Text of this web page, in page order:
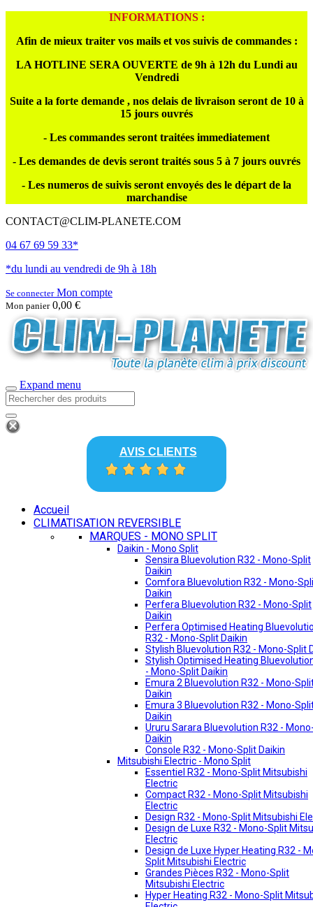
INFORMATIONS :
Afin de mieux traiter vos mails et vos suivis de commandes :
LA HOTLINE SERA OUVERTE de 9h à 12h du Lundi au
Vendredi
Suite a la forte demande , nos delais de livraison seront de 10 à
15 jours ouvrés
- Les commandes seront traitées immediatement
- Les demandes de devis seront traités sous 5 à 7 jours ouvrés
- Les numeros de suivis seront envoyés des le départ de la
marchandise
CONTACT@CLIM-PLANETE.COM
04 67 69 59 33*
*du lundi au vendredi de 9h à 18h
Se connecterMon compte
Mon panier 0,00 €
Expand menu
AVIS CLIENTS
Accueil
CLIMATISATION REVERSIBLE
MARQUES - MONO SPLIT
Daikin - Mono Split
Sensira Bluevolution R32 - Mono-Split
Daikin
Comfora Bluevolution R32 - Mono-
Daikin
Perfera Bluevolution R32 - Mono-Split
Daikin
Perfera Optimised Heating
R32 - Mono-Split Daikin
Stylish Bluevolution R32 - Mono-Split
Stylish Optimised Heating
- Mono-Split Daikin
Emura 2 Bluevolution R32 - Mono-
Daikin
Emura 3 Bluevolution R32 - Mono-
Daikin
Ururu Sarara Bluevolution R32 -
Daikin
Console R32 - Mono-Split Daikin
Mitsubishi Electric - Mono Split
Essentiel R32 - Mono-Split Mitsubishi
Electric
Compact R32 - Mono-Split Mitsubishi
Electric
Design R32 - Mono-Split Mitsubishi
Design de Luxe R32 - Mono-Split
Electric
Design de Luxe Hyper Heating R32 -
Split Mitsubishi Electric
Grandes Pièces R32 - Mono-Split
Mitsubishi Electric
Hyper Heating R32 - Mono-Split